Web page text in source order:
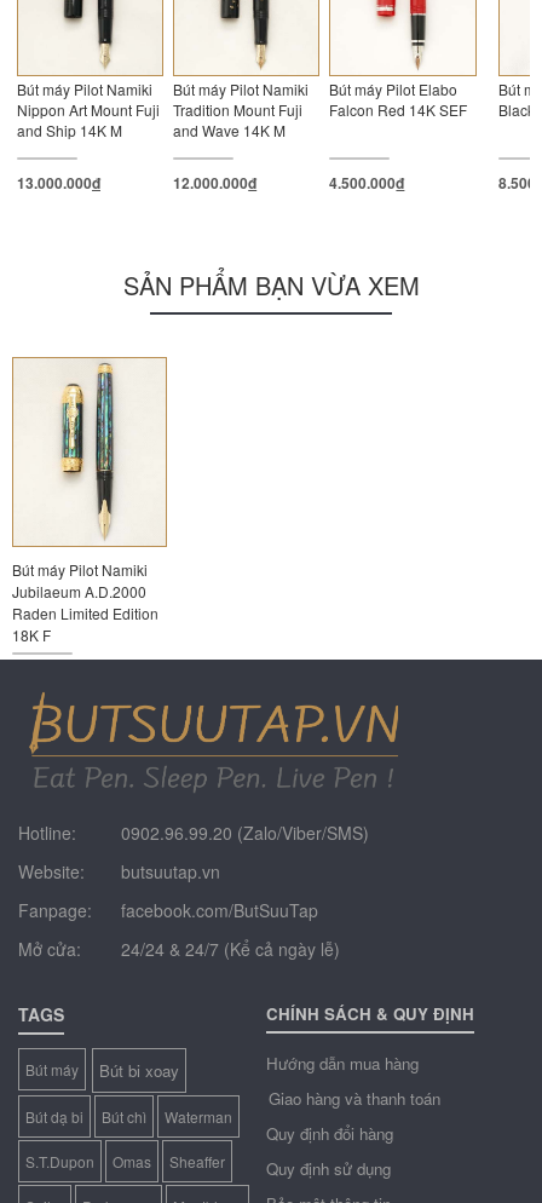
Bút máy Pilot Namiki
Nippon Art Mount Fuji
and Ship 14K M
13.000.000đ
Bút máy Pilot Namiki
Tradition Mount Fuji
and Wave 14K M
12.000.000đ
Bút máy Pilot Elabo
Falcon Red 14K SEF
4.500.000đ
Bút
Black
SẢN PHẨM BẠN VỪA XEM
Bút máy Pilot Namiki
Jubilaeum A.D.2000
Raden Limited Edition
18K F
Hotline:
0902.96.99.20 (Zalo/Viber/SMS)
Website:
butsuutap.vn
Fanpage:
facebook.com/ButSuuTap
Mở cửa:
24/24 & 24/7 (Kể cả ngày lễ)
TAGS
Bút máy Bút bi xoay
Bút dạ bi Bút chì Waterman
S.T.Dupon Omas Sheaffer
CHÍNH SÁCH & QUY ĐỊNH
Hướng dẫn mua hàng
Giao hàng và thanh toán
Quy định đổi hàng
Quy định sử dụng